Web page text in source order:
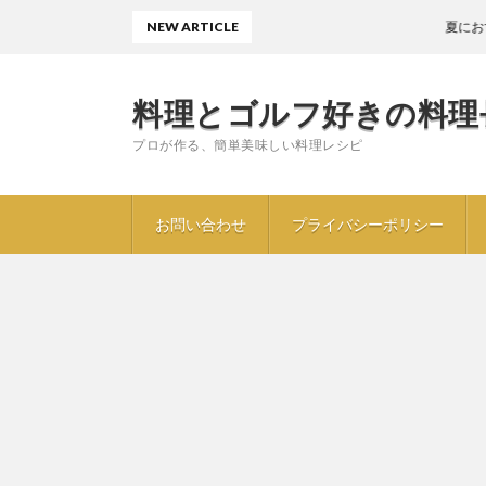
料理とゴルフ好きの料
プロが作る、簡単美味しい料理レシピ
お問い合わせ プライバシーポリシー
NEW ARTICLE 夏におすすめ〖